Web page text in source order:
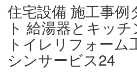
住宅設備 施工事例
ト 給湯器とキッチ
トイレリフォーム
シンサービス24